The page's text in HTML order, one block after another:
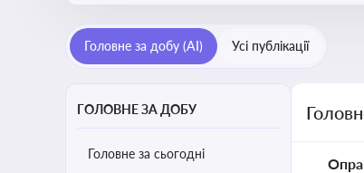
Головне за добу (AI) Усі публікації
ГОЛОВНЕ ЗА ДОБУ
Головне за сьогодні